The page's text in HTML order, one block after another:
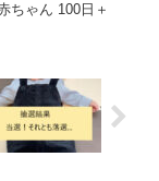
ちゃん 100日＋